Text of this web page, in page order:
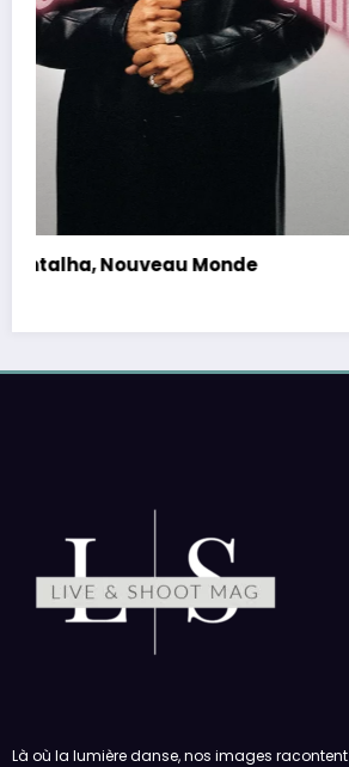
Orelsan, Tour 2026
Là où la lumière danse, nos images racontent